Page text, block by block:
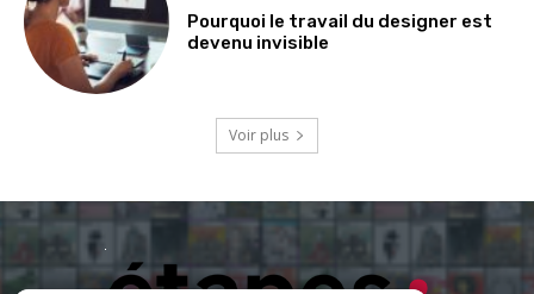
Pourquoi le travail du designer est
devenu invisible
Voir plus